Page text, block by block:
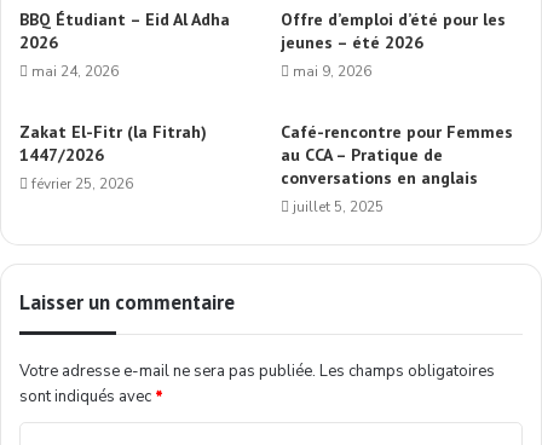
BBQ Étudiant – Eid Al Adha
2026
mai 24, 2026
Offre d’emploi d’été pour les
jeunes – été 2026
mai 9, 2026
Zakat El-Fitr (la Fitrah)
1447/2026
février 25, 2026
Café-rencontre pour Femmes
au CCA – Pratique de
conversations en anglais
juillet 5, 2025
Laisser un commentaire
Votre adresse e-mail ne sera pas publiée. Les champs obligatoires
sont indiqués avec *